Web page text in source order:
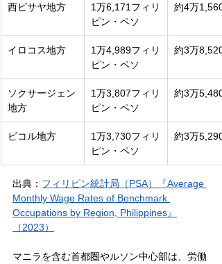
西ビサヤ地方
1万6,171フィリ
ピン・ペソ
約4万1,560
イロコス地方
1万4,989フィリ
ピン・ペソ
約3万8,520
ソクサージェン
地方
1万3,807フィリ
ピン・ペソ
約3万5,480
ビコル地方
1万3,730フィリ
ピン・ペソ
約3万5,290
出典： フィリピン統計局（PSA）『Average
Monthly Wage Rates of Benchmark
Occupations by Region, Philippines』
（2023）
マニラを含む首都圏やルソン中心部は、労働